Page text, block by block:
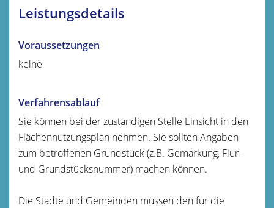
Leistungsdetails
Voraussetzungen
keine
Verfahrensablauf
Sie können bei der zuständigen Stelle Einsicht in den
Flächennutzungsplan nehmen. Sie sollten Angaben
zum betroffenen Grundstück (z.B. Gemarkung, Flur-
und Grundstücksnummer) machen können.
Die Städte und Gemeinden müssen den für die